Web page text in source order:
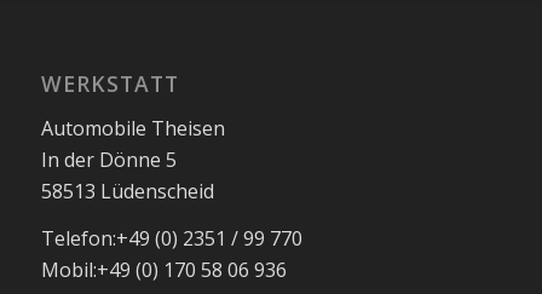
WERKSTATT
Automobile Theisen
In der Dönne 5
58513 Lüdenscheid
Telefon:+49 (0) 2351 / 99 770
Mobil:+49 (0) 170 58 06 936